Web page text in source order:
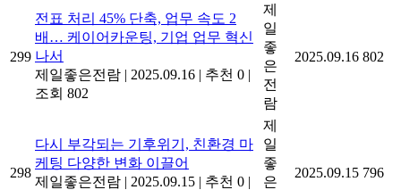
299
전표 처리 45% 단축, 업무 속도 2
배… 케이어카운팅, 기업 업무 혁신
나서
제일좋은전람 | 2025.09.16 | 추천 0 |
조회 802
제
일
좋
은
전
람
2025.09.16 802
298
다시 부각되는 기후위기, 친환경 마
케팅 다양한 변화 이끌어
제일좋은전람 | 2025.09.15 | 추천 0 |
제
일
좋
은
2025.09.15 796